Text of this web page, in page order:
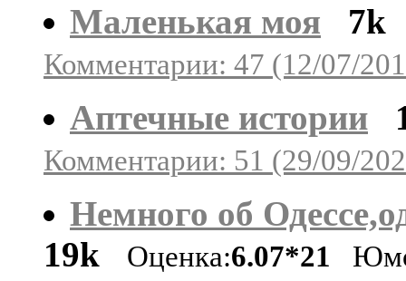
Маленькая моя
7k
Комментарии: 47 (12/07/
Аптечные истории
Комментарии: 51 (29/09/
Немного об
19k
Оценка:6.07*21